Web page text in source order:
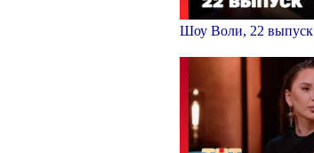
Шоу Воли, 22 выпуск